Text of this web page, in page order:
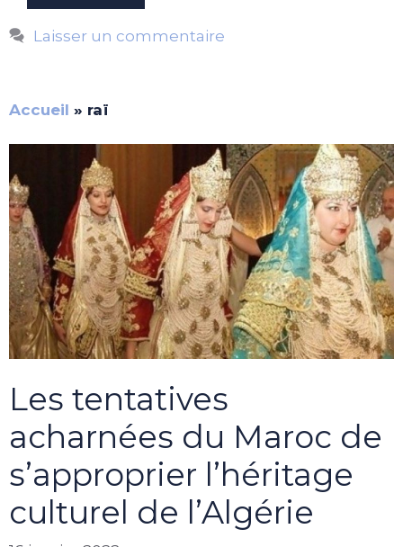
Laisser un commentaire
Accueil » raï
Les tentatives
acharnées du Maroc de
s’approprier l’héritage
culturel de l’Algérie